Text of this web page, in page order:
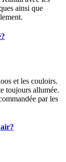
ainsi que
et les couloirs.
toujours allumée.
par les